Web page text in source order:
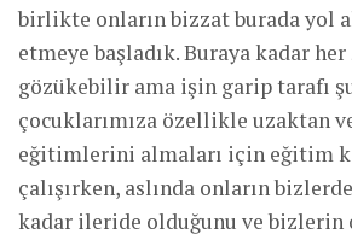
birlikte onların bizzat burada yol
etmeye başladık. Buraya kadar
gözükebilir ama işin garip tarafı
çocuklarımıza özellikle uzaktan
eğitimlerini almaları için eğitim
çalışırken, aslında onların
kadar ileride olduğunu ve bizlerin